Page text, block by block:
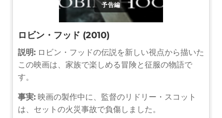
予告編
ロビン・フッド (2010)
説明: ロビン・フッドの伝説を新しい視点から描いた
この映画は、家族で楽しめる冒険と征服の物語で
す。
事実: 映画の製作中に、監督のリドリー・スコット
は、セットの火災事故で負傷しました。